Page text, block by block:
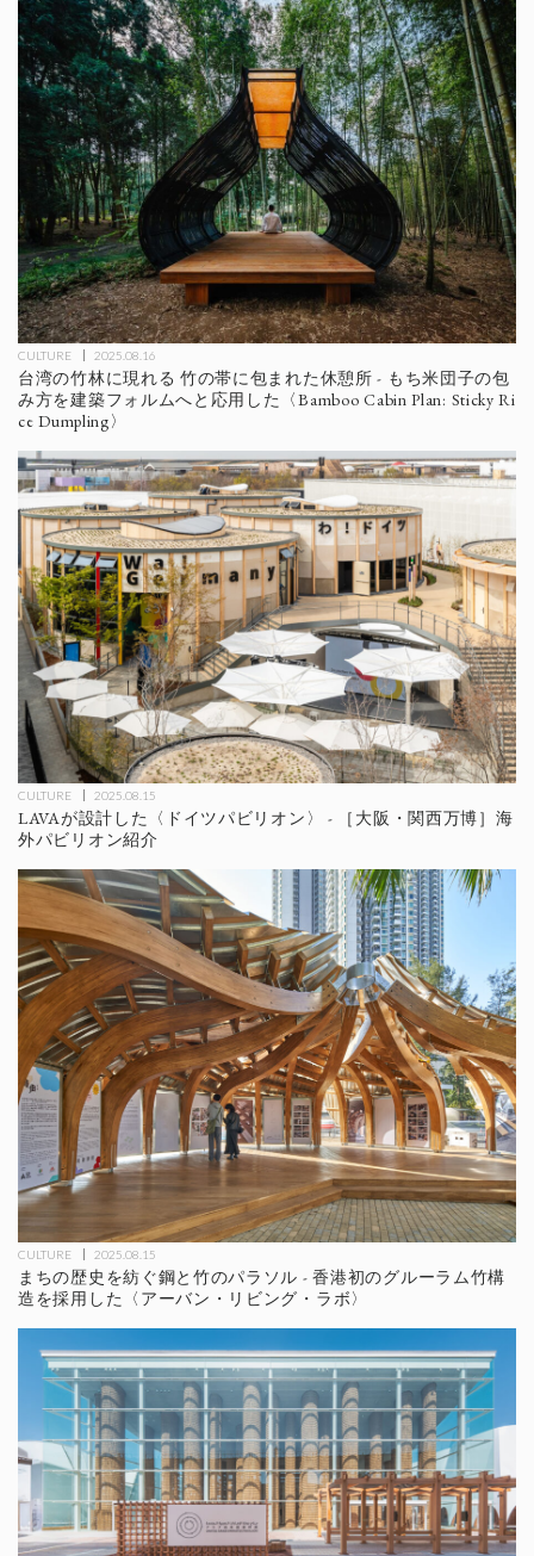
CULTURE 2025.08.16
台湾の竹林に現れる 竹の帯に包まれた休憩所 - もち米団子の包
み方を建築フォルムへと応用した〈Bamboo Cabin Plan: Sticky Ri
ce Dumpling〉
CULTURE 2025.08.15
LAVAが設計した〈ドイツパビリオン〉 - ［大阪・関西万博］海
外パビリオン紹介
CULTURE 2025.08.15
まちの歴史を紡ぐ鋼と竹のパラソル - 香港初のグルーラム竹構
造を採用した〈アーバン・リビング・ラボ〉